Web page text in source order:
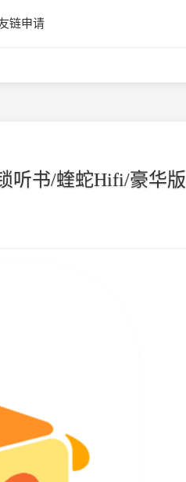
链申请
听书/蝰蛇Hifi/豪华版